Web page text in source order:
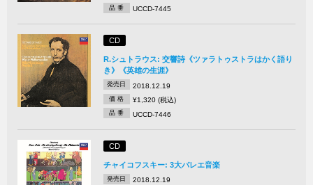
品 番 UCCD-7445
CD
R.シュトラウス: 交響詩《ツァラトゥストラはかく語り
き》《英雄の生涯》
発売日 2018.12.19
価 格 ¥1,320 (税込)
品 番 UCCD-7446
CD
チャイコフスキー: 3大バレエ音楽
発売日 2018.12.19